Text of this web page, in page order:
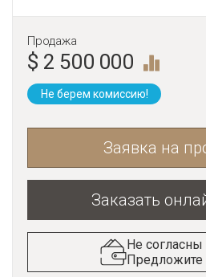
Продажа
$ 2 500 000
Не берем комиссию!
Заявка на
Заказать
Не согласны